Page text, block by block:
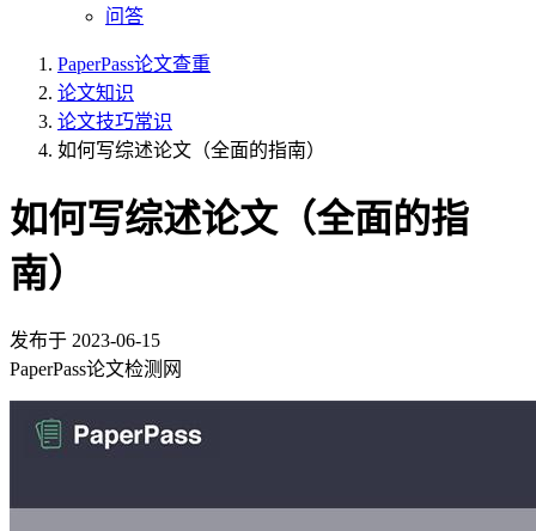
问答
PaperPass论文查重
论文知识
论文技巧常识
如何写综述论文（全面的指南）
如何写综述论文（全面的指
南）
发布于 2023-06-15
PaperPass论文检测网